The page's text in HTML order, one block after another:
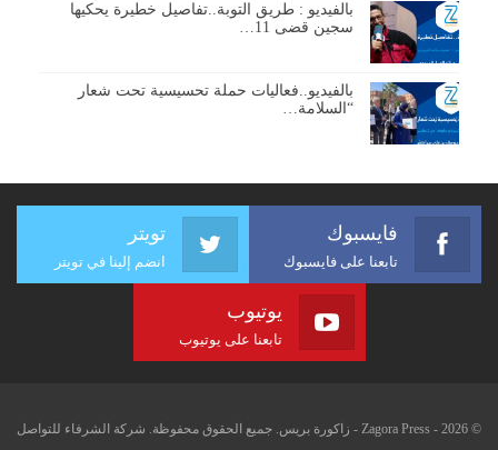
بالفيديو : طريق التوبة..تفاصيل خطيرة يحكيها
سجين قضى 11…
بالفيديو..فعاليات حملة تحسيسية تحت شعار
“السلامة…
فايسبوك
تابعنا على فايسبوك
تويتر
انضم إلينا في تويتر
يوتيوب
تابعنا على يوتيوب
© 2026 - Zagora Press - زاكورة بريس. جميع الحقوق محفوظة. شركة الشرفاء للتواصل